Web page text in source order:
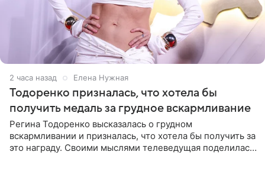
2 часа назад Елена Нужная
Тодоренко призналась, что хотела бы
получить медаль за грудное вскармливание
Регина Тодоренко высказалась о грудном
вскармливании и призналась, что хотела бы получить за
это награду. Своими мыслями телеведущая поделилась